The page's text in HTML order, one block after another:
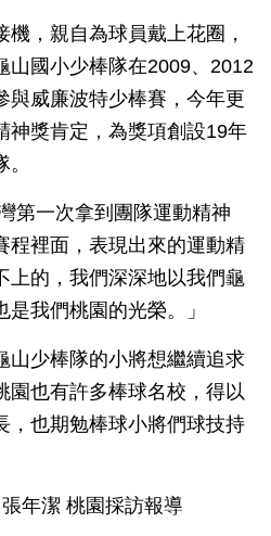
，親自為球員戴上花圈，
山國小少棒隊在2009、2012
與威廉波特少棒賽，今年更
神獎肯定，為獎項創設19年
第一次拿到團隊運動精神
程裡面，表現出來的運動精
上的，我們深深地以我們龜
我們桃園的光榮。」
山少棒隊的小將想繼續追求
園也有許多棒球名校，得以
，也期勉棒球小將們球技持
年潔 桃園採訪報導